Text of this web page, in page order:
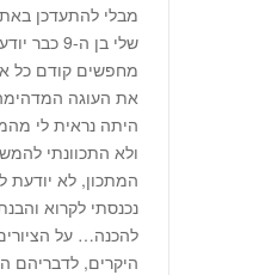
מבלי להתעדכן
שלי בן ה-9
מחפשים קודם כל
את העוגה
היתה נראית לי
ולא התכוונתי
המתכון, לא יודעת
נכנסתי לקרוא
היקרים, לדבריהם